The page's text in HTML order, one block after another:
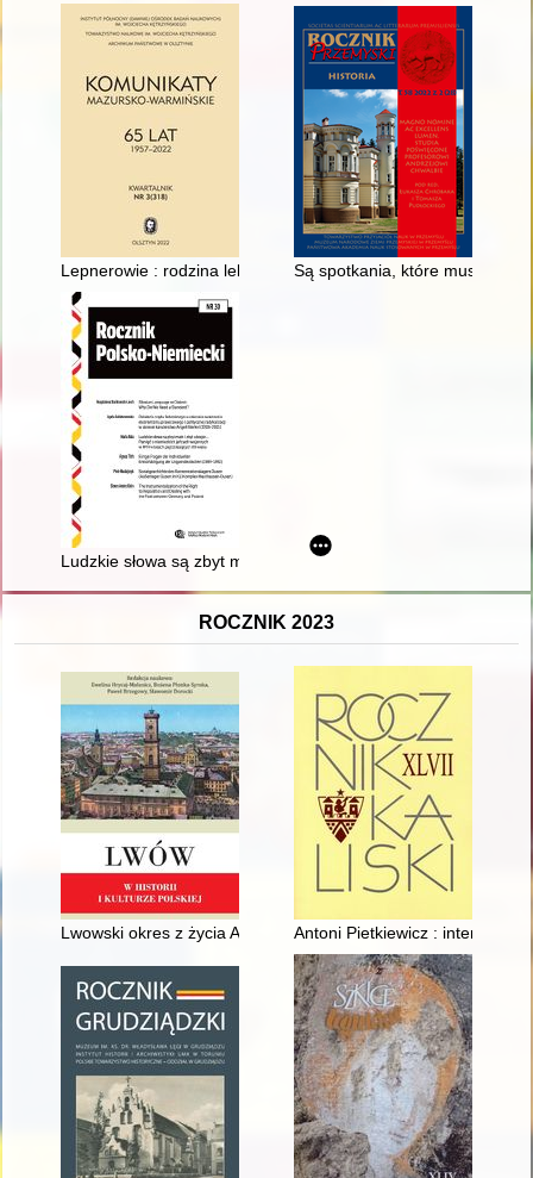
Lepnerowie : rodzina lekarzy warmińskich rodem z Królewca
Są spotkania, które muszą się
Ludzkie słowa są zbyt małe i zbyt ubogie..." : pamięć o
ROCZNIK 2023
Lwowski okres z życia Antoniego Rehmana
Antoni Pietkiewicz :